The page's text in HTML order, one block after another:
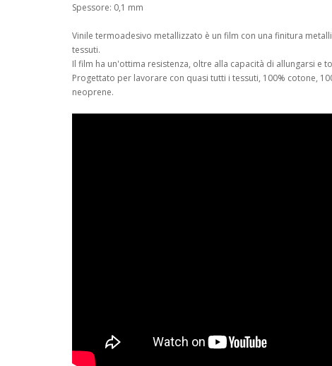
Spessore: 0,1 mm
Vinile termoadesivo metallizzato è un film con una finitura
tessuti.
Il film ha un'ottima resistenza, oltre alla capacità di allungarsi e
Progettato per lavorare con quasi tutti i tessuti, 100% cotone,
neoprene.